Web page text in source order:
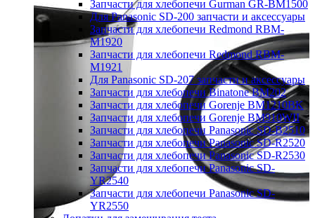
Запчасти для хлебопечи Gurman GR-BM1500
Для Panasonic SD-200 запчасти и аксессуары
Запчасти для хлебопечи Redmond RBM-
M1920
Запчасти для хлебопечи Redmond RBM-
M1921
Для Panasonic SD-207 запчасти и аксессуары
Запчасти для хлебопечи Binatone BM202
Запчасти для хлебопечи Gorenje BM1210BK
Запчасти для хлебопечи Gorenje BM910WII
Запчасти для хлебопечи Panasonic SD-B2510
Запчасти для хлебопечи Panasonic SD-R2520
Запчасти для хлебопечи Panasonic SD-R2530
Запчасти для хлебопечи Panasonic SD-
YR2540
Запчасти для хлебопечи Panasonic SD-
YR2550